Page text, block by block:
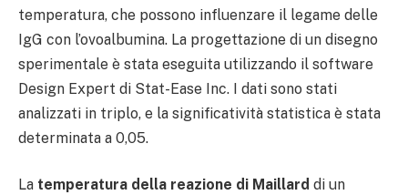
temperatura, che possono influenzare il legame delle
IgG con l’ovoalbumina. La progettazione di un disegno
sperimentale è stata eseguita utilizzando il software
Design Expert di Stat-Ease Inc. I dati sono stati
analizzati in triplo, e la significatività statistica è stata
determinata a 0,05.
La temperatura della reazione di Maillard di un